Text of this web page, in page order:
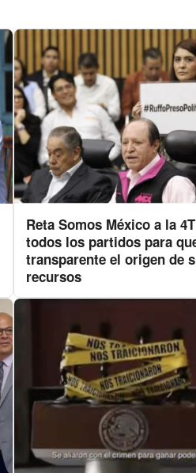
Reta Somos México a la
todos los partidos para
transparente el origen de
recursos